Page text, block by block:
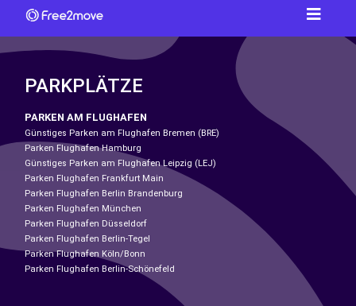
PARKPLÄTZE
PARKEN AM FLUGHAFEN
Günstiges Parken am Flughafen Bremen (BRE)
Parken Flughafen Hamburg
Günstiges Parken am Flughafen Leipzig (LEJ)
Parken Flughafen Frankfurt Main
Parken Flughafen Berlin Brandenburg
Parken Flughafen München
Parken Flughafen Düsseldorf
Parken Flughafen Berlin-Tegel
Parken Flughafen Köln/Bonn
Parken Flughafen Berlin-Schönefeld